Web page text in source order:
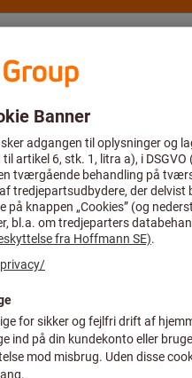
Rådgivning og support
Spiralbor og vendeplatte-